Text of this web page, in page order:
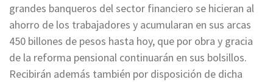
grandes banqueros del sector financiero se hicieran al
ahorro de los trabajadores y acumularan en sus arcas
450 billones de pesos hasta hoy, que por obra y gracia
de la reforma pensional continuarán en sus bolsillos.
Recibirán además también por disposición de dicha